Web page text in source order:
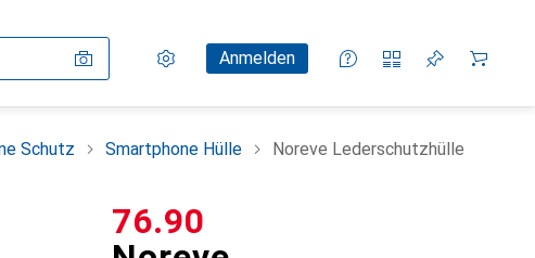
Einstellungen
KundenkontoAnmelden
Vergleichslisten
Merklisten
Warenkorb
Schutz Smartphone Hülle Noreve Lederschutzhülle
CHF
76.90